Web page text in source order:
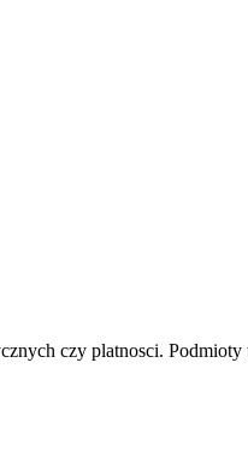
czy platnosci.